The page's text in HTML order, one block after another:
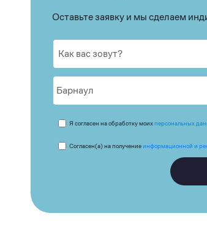
Оставьте заявку и мы сделаем
Я согласен на обработку моихперсональных
Согласен(а) на получениеинформационной и